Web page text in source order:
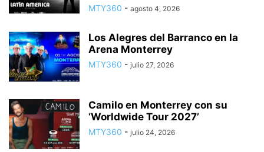
MTY360 - agosto 4, 2026
Los Alegres del Barranco en la
Arena Monterrey
MTY360 - julio 27, 2026
Camilo en Monterrey con su
‘Worldwide Tour 2027’
MTY360 - julio 24, 2026